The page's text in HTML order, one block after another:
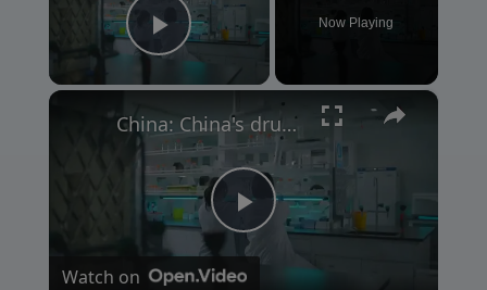
Play Video
Now Playing
×
P
China: China's drug innovation gains strong momentum: official.
Watch on